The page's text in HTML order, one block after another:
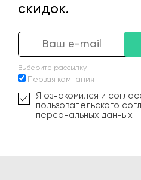
скидок.
Выберите рассылку
Первая кампания
Я ознакомился и
пользовательского
персональных данных